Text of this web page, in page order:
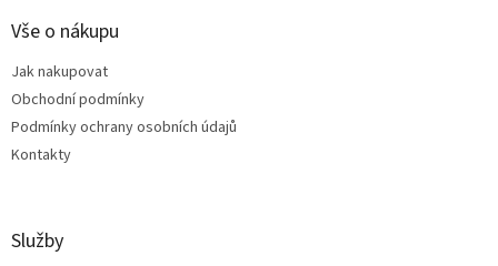
Vše o nákupu
Jak nakupovat
Obchodní podmínky
Podmínky ochrany osobních údajů
Kontakty
Služby